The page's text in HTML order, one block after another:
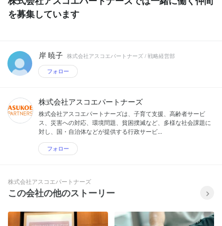
を募集しています
岸 暁子 株式会社アスコエパートナーズ / 戦略経営部
フォロー
株式会社アスコエパートナーズ
株式会社アスコエパートナーズは、子育て支援、高齢者サービ
ス、災害への対応、環境問題、貧困撲滅など、多様な社会課題に
対し、国・自治体などが提供する行政サービ...
フォロー
株式会社アスコエパートナーズ
この会社の他のストーリー